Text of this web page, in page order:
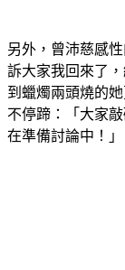
另外，曾沛慈感
訴大家我回來了
到蠟燭兩頭燒的
不停蹄：「大家
在準備討論中！」